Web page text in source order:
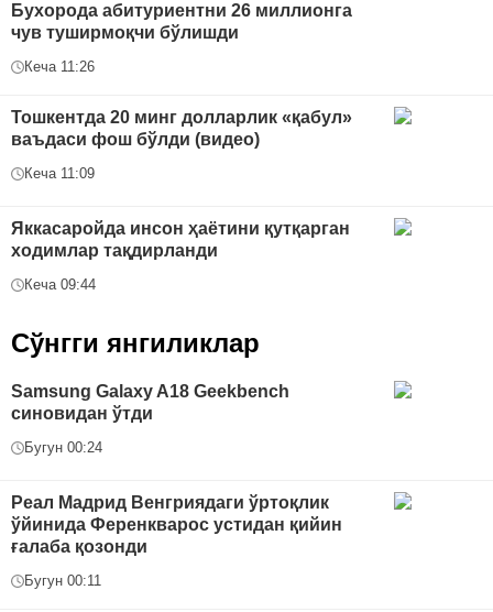
Бухорода абитуриентни 26 миллионга
чув туширмоқчи бўлишди
Кеча 11:26
Тошкентда 20 минг долларлик «қабул»
ваъдаси фош бўлди (видео)
Кеча 11:09
Яккасаройда инсон ҳаётини қутқарган
ходимлар тақдирланди
Кеча 09:44
Сўнгги янгиликлар
Samsung Galaxy A18 Geekbench
синовидан ўтди
Бугун 00:24
Реал Мадрид Венгриядаги ўртоқлик
ўйинида Ференкварос устидан қийин
ғалаба қозонди
Бугун 00:11